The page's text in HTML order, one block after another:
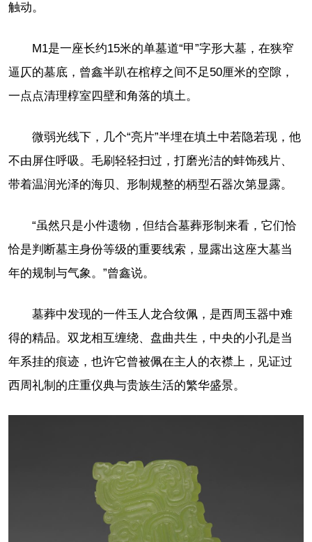
触动。
M1是一座长约15米的单墓道“甲”字形大墓，在狭窄
逼仄的墓底，曾鑫半趴在棺椁之间不足50厘米的空隙，
一点点清理椁室四壁和角落的填土。
微弱光线下，几个“亮片”半埋在填土中若隐若现，他
不由屏住呼吸。毛刷轻轻扫过，打磨光洁的蚌饰残片、
带着温润光泽的海贝、形制规整的柄型石器次第显露。
“虽然只是小件遗物，但结合墓葬形制来看，它们恰
恰是判断墓主身份等级的重要线索，显露出这座大墓当
年的规制与气象。”曾鑫说。
墓葬中发现的一件玉人龙合纹佩，是西周玉器中难
得的精品。双龙相互缠绕、盘曲共生，中央的小孔是当
年系挂的痕迹，也许它曾被佩在主人的衣襟上，见证过
西周礼制的庄重仪典与贵族生活的繁华盛景。